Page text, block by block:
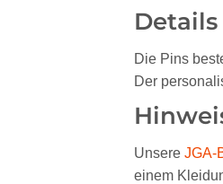
Details
Die Pins
Der
UnsereJGA-
einem